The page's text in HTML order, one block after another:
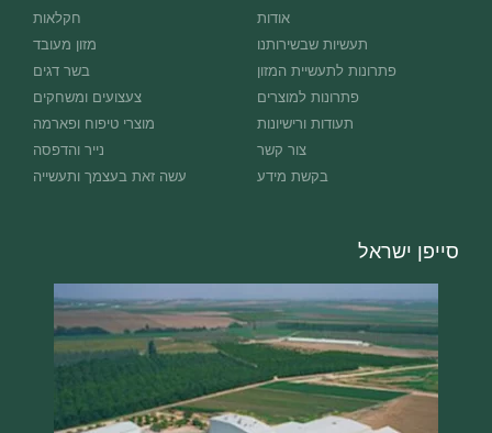
אודות
תעשיות שבשירותנו
פתרונות לתעשיית המזון
פתרונות למוצרים
תעודות ורישיונות
צור קשר
בקשת מידע
חקלאות
מזון מעובד
בשר דגים
צעצועים ומשחקים
מוצרי טיפוח ופארמה
נייר והדפסה
עשה זאת בעצמך ותעשייה
סייפן ישראל